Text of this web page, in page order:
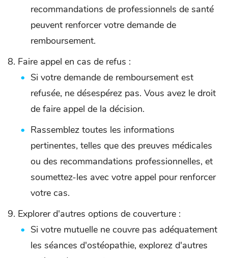
recommandations de professionnels de santé
peuvent renforcer votre demande de
remboursement.
Faire appel en cas de refus :
Si votre demande de remboursement est
refusée, ne désespérez pas. Vous avez le droit
de faire appel de la décision.
Rassemblez toutes les informations
pertinentes, telles que des preuves médicales
ou des recommandations professionnelles, et
soumettez-les avec votre appel pour renforcer
votre cas.
Explorer d'autres options de couverture :
Si votre mutuelle ne couvre pas adéquatement
les séances d'ostéopathie, explorez d'autres